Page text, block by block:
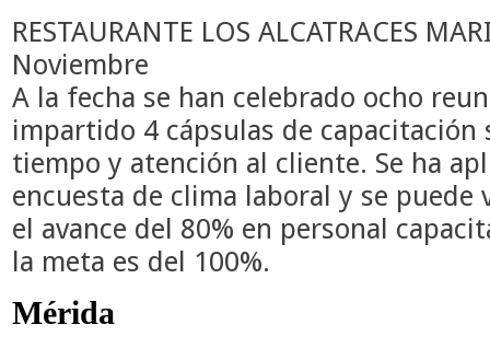
RESTAURANTE LOS ALCATRACES
Noviembre
A la fecha se han celebrado ocho
impartido 4 cápsulas de
tiempo y atención al cliente. Se ha
encuesta de clima laboral y se puede
el avance del 80% en personal
la meta es del 100%.
Mérida